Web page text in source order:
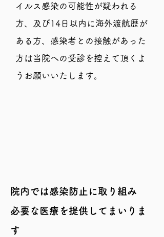
イルス感染の可能性が疑われる
方、及び14日以内に海外渡航歴が
ある方、感染者との接触があった
方は当院への受診を控えて頂くよ
うお願いいたします。
院内では感染防止に取り組み
必要な医療を提供してまいりま
す